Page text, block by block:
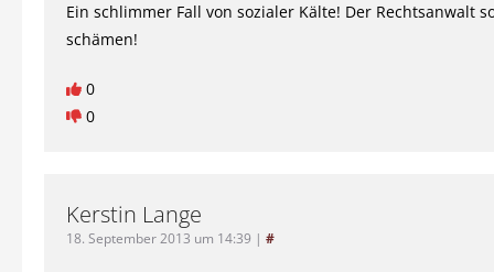
Ein schlimmer Fall von sozialer Kälte! Der Rechtsanwalt
schämen!
0
0
Kerstin Lange
18. September 2013 um 14:39 | #